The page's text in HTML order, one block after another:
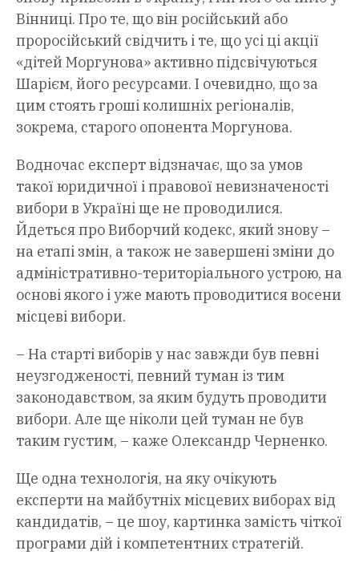
Вінниці. Про те, що він російський або
проросійський свідчить і те, що усі ці акції
«дітей Моргунова» активно підсвічуються
Шарієм, його ресурсами. І очевидно, що за
цим стоять гроші колишніх регіоналів,
зокрема, старого опонента Моргунова.
Водночас експерт відзначає, що за умов
такої юридичної і правової невизначеності
вибори в Україні ще не проводилися.
Йдеться про Виборчий кодекс, який знову –
на етапі змін, а також не завершені зміни до
адміністративно-територіального устрою, на
основі якого і уже мають проводитися восени
місцеві вибори.
– На старті виборів у нас завжди був певні
неузгодженості, певний туман із тим
законодавством, за яким будуть проводити
вибори. Але ще ніколи цей туман не був
таким густим, – каже Олександр Черненко.
Ще одна технологія, на яку очікують
експерти на майбутніх місцевих виборах від
кандидатів, – це шоу, картинка замість чіткої
програми дій і компетентних стратегій.